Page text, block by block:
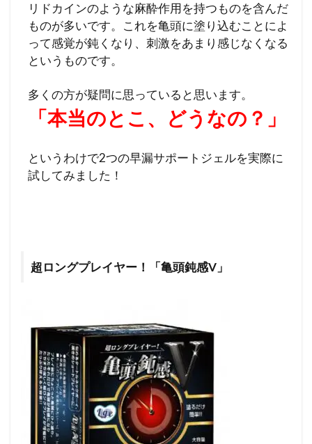
リドカインのような麻酔作用を持つものを含んだ
ものが多いです。これを亀頭に塗り込むことによ
って感覚が鈍くなり、刺激をあまり感じなくなる
というものです。
多くの方が疑問に思っていると思います。
「本当のとこ、どうなの？」
というわけで2つの早漏サポートジェルを実際に
試してみました！
超ロングプレイヤー！「亀頭鈍感V」